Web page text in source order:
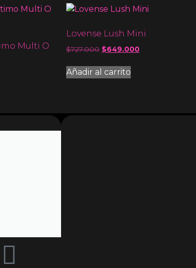
Multi O
Lovense Lush Mini
$727.000 $649.000
Añadir al carrito